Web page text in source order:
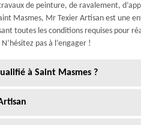
de peinture, de ravalement,
Masmes, Mr Texier Artisan est une
toutes les conditions requises pour
pas à l’engager !
à Saint Masmes ?